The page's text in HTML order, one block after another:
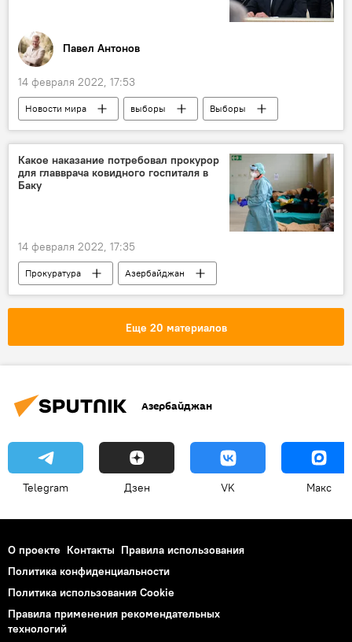
Павел Антонов
14 февраля 2022, 17:53
Новости мира выборы
Выборы
Выборы
выборы
Президент
президент
Туркменистан
Какое наказание потребовал прокурор
для главврача ковидного госпиталя в
Баку
14 февраля 2022, 17:35
Прокуратура
Азербайджан
клиника
Взятки МЧС АР
Еще 20 материалов
Азербайджан
Telegram Дзен VK Макс
О проекте Контакты Правила использования
Политика конфиденциальности
Политика использования Cookie
Правила применения рекомендательных
технологий